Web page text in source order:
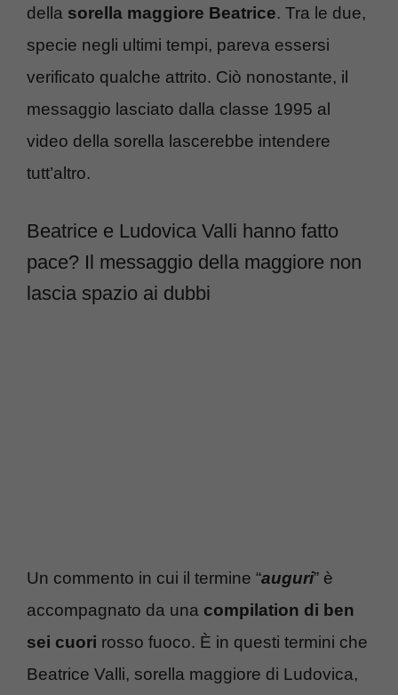
della sorella maggiore Beatrice. Tra le due,
specie negli ultimi tempi, pareva essersi
verificato qualche attrito. Ciò nonostante, il
messaggio lasciato dalla classe 1995 al
video della sorella lascerebbe intendere
tutt’altro.
Beatrice e Ludovica Valli hanno fatto
pace? Il messaggio della maggiore non
lascia spazio ai dubbi
Un commento in cui il termine “auguri” è
accompagnato da una compilation di ben
sei cuori rosso fuoco. È in questi termini che
Beatrice Valli, sorella maggiore di Ludovica,